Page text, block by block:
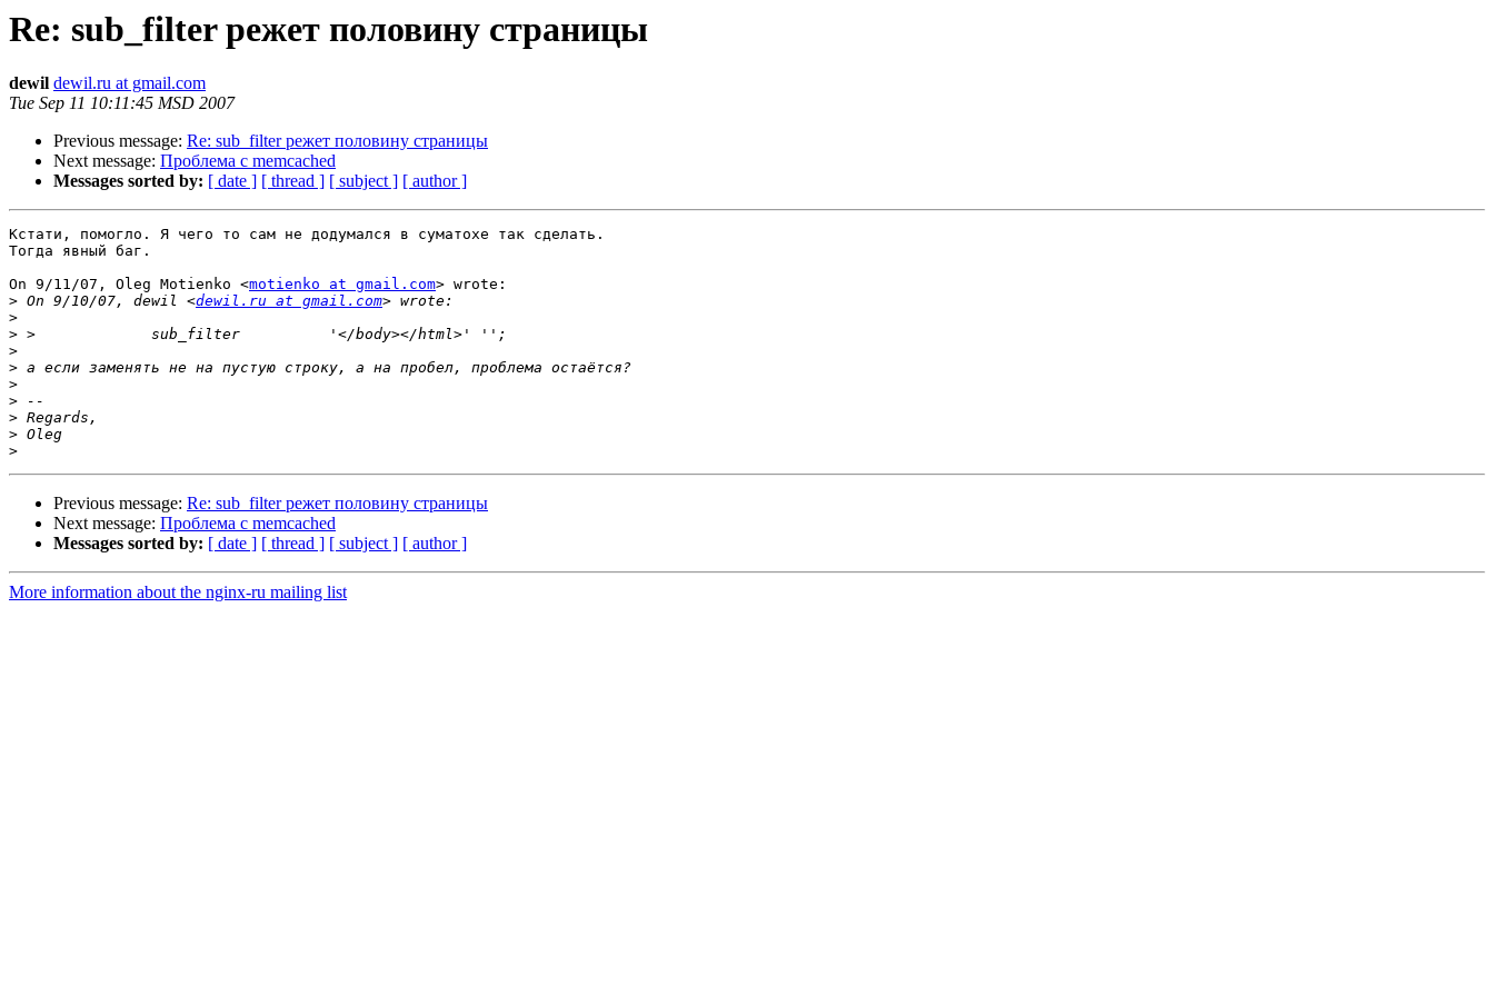
Re: sub_filter режет половину страницы
dewil dewil.ru at gmail.com
Tue Sep 11 10:11:45 MSD 2007
Previous message: Re: sub_filter режет половину страницы
Next message: Проблема с memcached
Messages sorted by: [ date ] [ thread ] [ subject ] [ author ]
Кстати, помогло. Я чего то сам не додумался в суматохе так сделать.
Тогда явный баг.
On 9/11/07, Oleg Motienko <motienko at gmail.com> wrote:
> On 9/10/07, dewil <dewil.ru at gmail.com
>
>
>
>
>
>
>
>
>
Previous message: Re: sub_filter режет половину страницы
Next message: Проблема с memcached
Messages sorted by: [ date ] [ thread ] [ subject ] [ author ]
More information about the nginx-ru mailing list